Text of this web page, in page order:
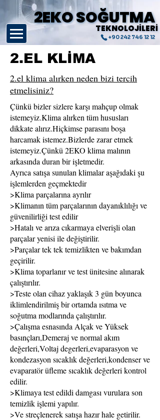
+90 242 746 12 12
2EKO SOĞUTMA
2EKO SOĞUTMA
TEKNOLOJİLERİ
TEKNOLOJİLERİ
2.EL KLİMA
2.el klima alırken neden bizi tercih
etmelisiniz?
Çünkü bizler sizlere karşı mahçup olmak
istemeyiz.Klima alırken tüm hususları
dikkate alırız.Hiçkimse parasını boşa
harcamak istemez.Bizlerde zarar etmek
istemeyiz.Çünkü 2EKO klima malının
arkasında duran bir işletmedir.
Ayrıca satışa sunulan klimalar aşağıdaki şu
işlemlerden geçmektedir
>Klima parçalarına ayrılır
>Klimanın tüm parçalarının dayanıklılığı ve
güvenilirliği test edilir
>Hatalı ve arıza cıkarmaya elverişli olan
parçalar yenisi ile değiştirilir.
>Parçalar tek tek temizlikten ve bakımdan
geçirilir.
>Klima toparlanır ve test ünitesine alınarak
çalıştırılır.
>Teste olan cihaz yaklaşık 3 gün boyunca
iklimlendirilmiş bir ortamda ısıtma ve
soğutma modlarında çalıştırılır.
>Çalışma esnasında Alçak ve Yüksek
basınçları,Demeraj ve normal akım
değerleri,Voltaj degerleri,evaparasyon ve
kondezasyon sıcaklık değerleri,kondenser ve
evaparatör üfleme sıcaklık değerleri kontrol
edilir.
>Klimaya test edildi damgası vurulara son
temizlik işlemi yapılır.
>Ve streçlenerek satışa hazır hale getirilir.